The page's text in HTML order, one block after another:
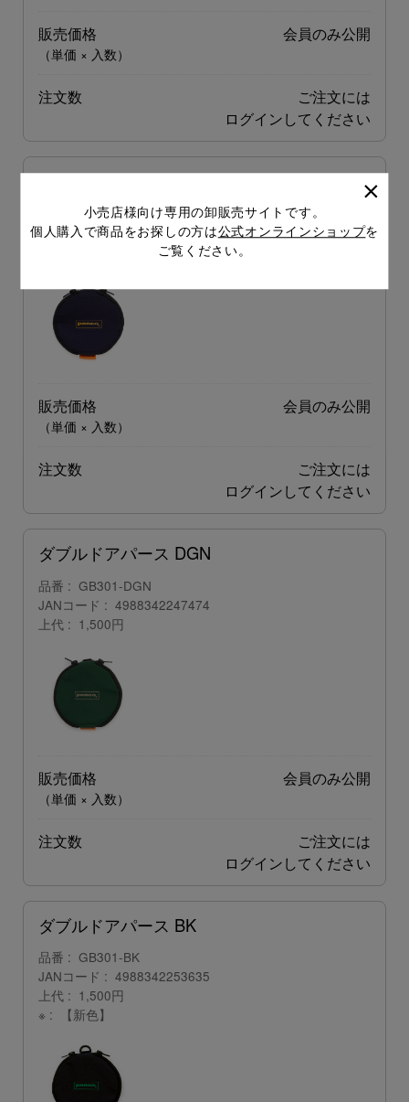
小売店様向け専用の卸販売サイトです。
個人購入で商品をお探しの方は公式オンラインショップを
ご覧ください。
販売価格
（単価 × 入数）
会員のみ公開
注文数
ご注文には
ログインしてください
ダブルドアパース NV
GB301-NV
JANコード
4988342247467
販売価格
（単価 × 入数）
会員のみ公開
注文数
ご注文には
ログインしてください
ダブルドアパース DGN
品番
GB301-DGN
JANコード
4988342247474
上代
1,500円
販売価格
（単価 × 入数）
会員のみ公開
注文数
ご注文には
ログインしてください
ダブルドアパース BK
品番
GB301-BK
JANコード
4988342253635
上代
1,500円
※
【新色】